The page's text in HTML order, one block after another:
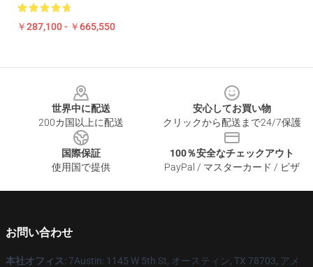
￥287,100 - ￥665,550
世界中に配送
200カ国以上に配送
安心してお買い物
クリックから配送まで24/7保護
国際保証
使用国で提供
100％安全なチェックアウト
PayPal / マスターカード / ビザ
お問い合わせ
本社オフィス: 7Austin: 1145 W 5th St, オースティン, TX 78703, アメ